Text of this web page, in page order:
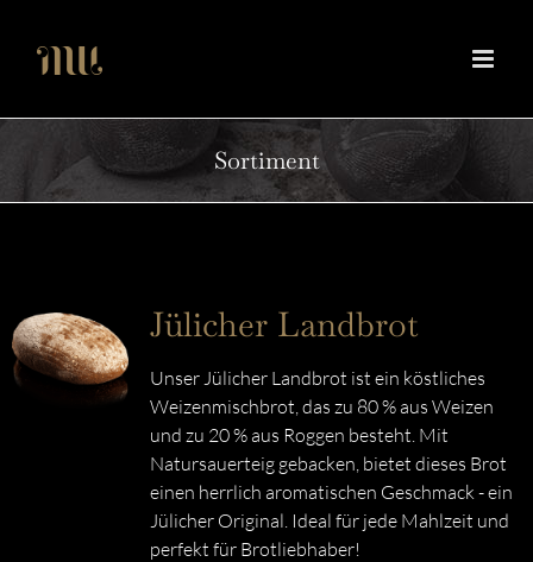
Inhalt
springen
Sortiment
Jülicher Landbrot
Unser Jülicher Landbrot ist ein köstliches
Weizenmischbrot, das zu 80 % aus Weizen
und zu 20 % aus Roggen besteht. Mit
Natursauerteig gebacken, bietet dieses Brot
einen herrlich aromatischen Geschmack - ein
Jülicher Original. Ideal für jede Mahlzeit und
perfekt für Brotliebhaber!